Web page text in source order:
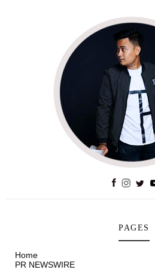
PAGES
Home
PR NEWSWIRE